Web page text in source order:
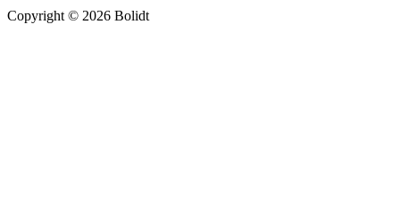
Copyright © 2026 Bolidt